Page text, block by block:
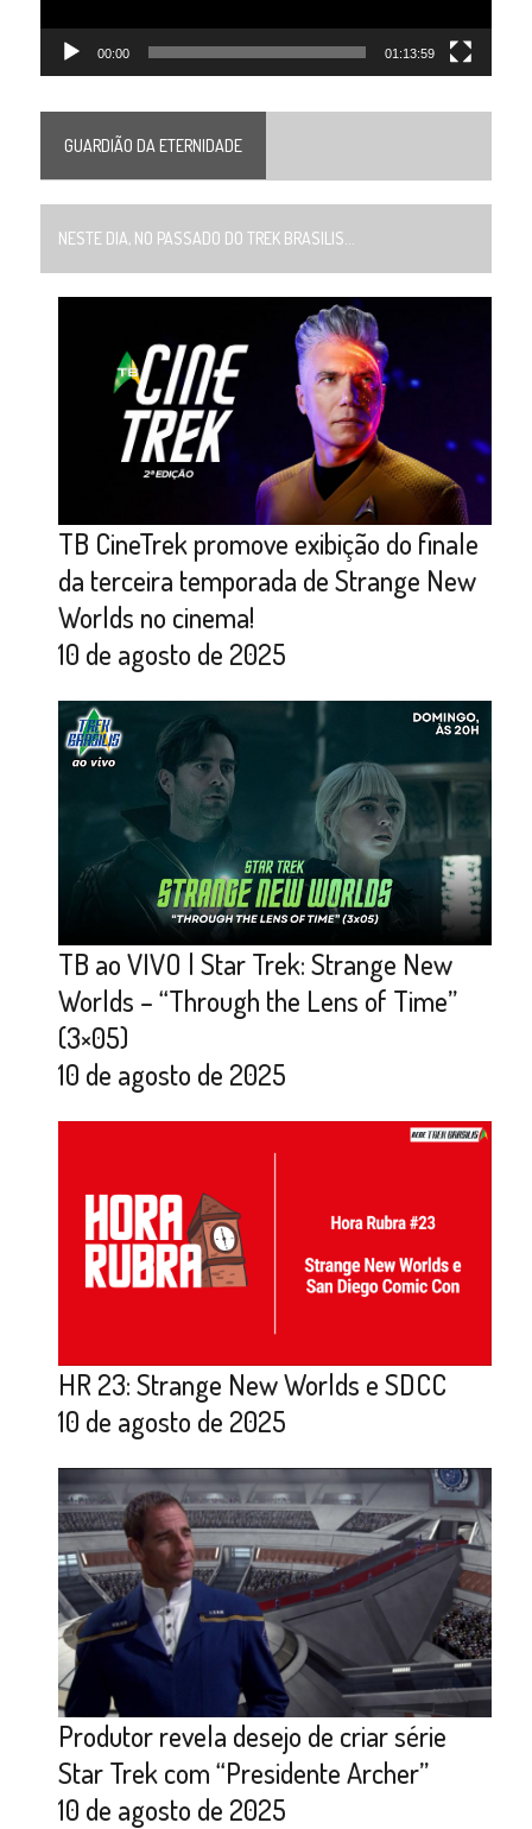
00:00 01:13:59
GUARDIÃO DA ETERNIDADE
NESTE DIA, NO PASSADO DO TREK BRASILIS...
TB CineTrek promove exibição do finale
da terceira temporada de Strange New
Worlds no cinema!
10 de agosto de 2025
TB ao VIVO | Star Trek: Strange New
Worlds – “Through the Lens of Time”
(3×05)
10 de agosto de 2025
HR 23: Strange New Worlds e SDCC
10 de agosto de 2025
Produtor revela desejo de criar série
Star Trek com “Presidente Archer”
10 de agosto de 2025